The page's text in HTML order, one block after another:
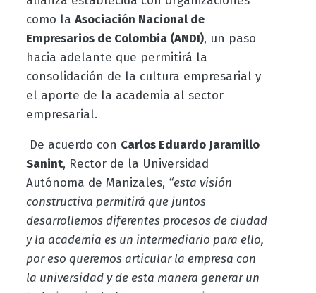
como la Asociación Nacional de
Empresarios de Colombia (ANDI), un paso
hacia adelante que permitirá la
consolidación de la cultura empresarial y
el aporte de la academia al sector
empresarial.
De acuerdo con Carlos Eduardo Jaramillo
Sanint, Rector de la Universidad
Autónoma de Manizales, “esta visión
constructiva permitirá que juntos
desarrollemos diferentes procesos de ciudad
y la academia es un intermediario para ello,
por eso queremos articular la empresa con
la universidad y de esta manera generar un